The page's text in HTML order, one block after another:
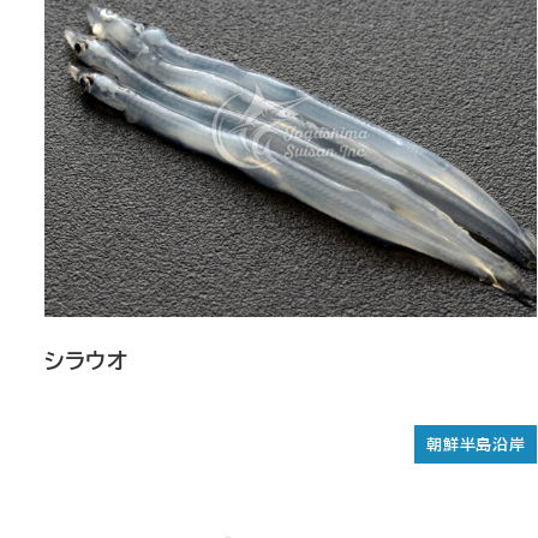
シラウオ
朝鮮半島沿岸